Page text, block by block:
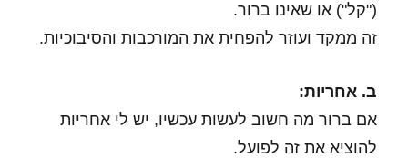
("קל") או שאינו ברור.
זה ממקד ועוזר להפחית את המורכבות והסיבוכיות.
ב. אחריות:
אם ברור מה חשוב לעשות עכשיו, יש לי אחריות
להוציא את זה לפועל.